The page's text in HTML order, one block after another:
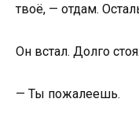
твоё, — отдам.
Он встал. Долго
— Ты пожалеешь.